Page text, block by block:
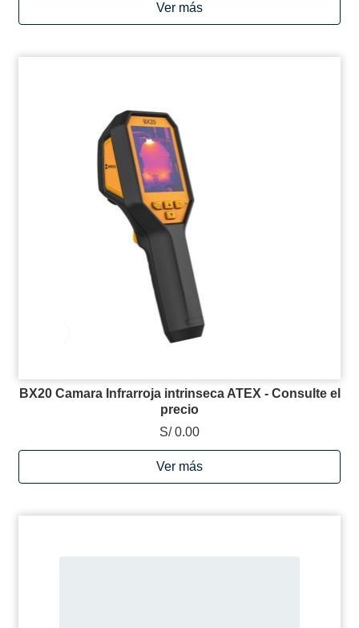
Ver más
BX20 Camara Infrarroja intrinseca ATEX - Consulte el
precio
S/ 0.00
Ver más